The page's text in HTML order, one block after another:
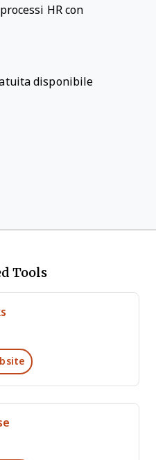
HR con
disponibile
Tools